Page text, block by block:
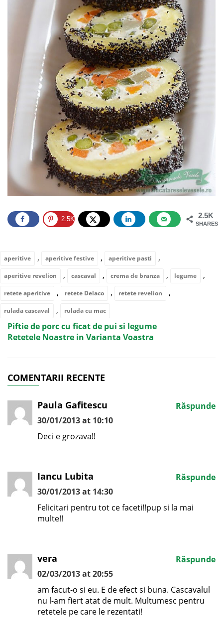
2.5K
SHARES
2.5K
aperitive , aperitive festive , aperitive pasti ,
aperitive revelion , cascaval , crema de branza , legume ,
retete aperitive , retete Delaco , retete revelion ,
rulada cascaval , rulada cu mac
Piftie de porc cu ficat de pui si legume
Retetele Noastre in Varianta Voastra
COMENTARII RECENTE
Paula Gafitescu
30/01/2013 at 10:10
Deci e grozava!!
Răspunde
Iancu Lubita
30/01/2013 at 14:30
Felicitari pentru tot ce faceti!!pup si la mai
multe!!
Răspunde
vera
02/03/2013 at 20:55
am facut-o si eu. E de efect si buna. Cascavalul
nu l-am fiert atat de mult. Multumesc pentru
retetele pe care le rezentati!
Răspunde